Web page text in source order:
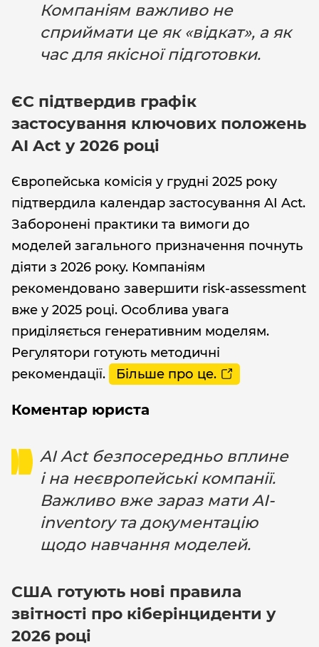
Компаніям важливо не
сприймати це як «відкат», а як
час для якісної підготовки.
ЄС підтвердив графік
застосування ключових положень
AI Act у 2026 році
Європейська комісія у грудні 2025 року
підтвердила календар застосування AI Act.
Заборонені практики та вимоги до
моделей загального призначення почнуть
діяти з 2026 року. Компаніям
рекомендовано завершити risk-assessment
вже у 2025 році. Особлива увага
приділяється генеративним моделям.
Регулятори готують методичні
рекомендації.
Більше про це.
Коментар юриста
AI Act безпосередньо вплине
і на неєвропейські компанії.
Важливо вже зараз мати AI-
inventory та документацію
щодо навчання моделей.
США готують нові правила
звітності про кіберінциденти у
2026 році